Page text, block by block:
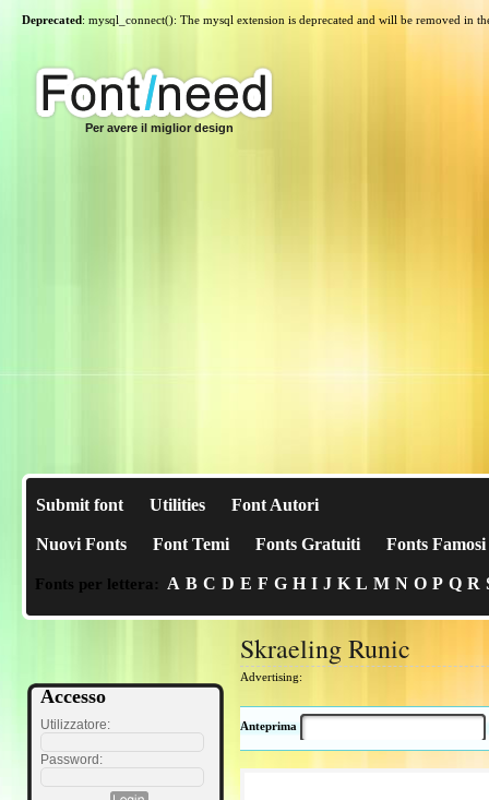
Deprecated: mysql_connect(): The mysql extension is deprecated and will be removed in
Per avere il miglior design
Submit font Utilities Font Autori
Nuovi Fonts Font Temi Fonts Gratuiti Fonts Famosi
Fonts per lettera: A B C D E F G H I J K L M N O P Q R
Accesso
Utilizzatore:
Password:
Skraeling Runic
Advertising:
Anteprima